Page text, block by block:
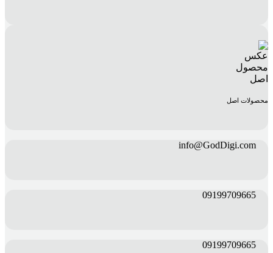
محصولات اصل
info@GodDigi.com
09199709665
09199709665